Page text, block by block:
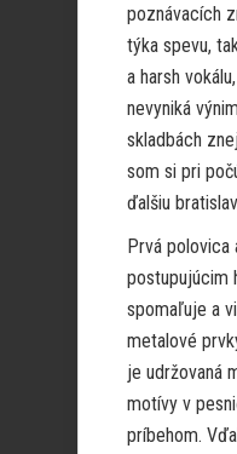
poznávacích
týka spevu,
a harsh
nevyniká
skladbách
som si pri
ďalšiu
Prvá polovica
postupujúcim
spomaľuje a
metalové
je udržovaná
motívy v
príbehom.